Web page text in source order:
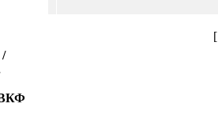
/